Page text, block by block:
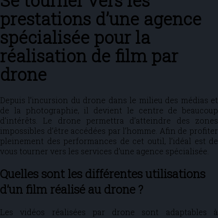
prestations d’une agence
spécialisée pour la
réalisation de film par
drone
Depuis l’incursion du drone dans le milieu des médias et
de la photographie, il devient le centre de beaucoup
d’intérêts. Le drone permettra d’atteindre des zones
impossibles d’être accédées par l’homme. Afin de profiter
pleinement des performances de cet outil, l’idéal est de
vous tourner vers les services d’une agence spécialisée.
Quelles sont les différentes utilisations
d’un film réalisé au drone ?
Les vidéos réalisées par drone sont adaptables à